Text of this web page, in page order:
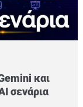
και
σενάρια